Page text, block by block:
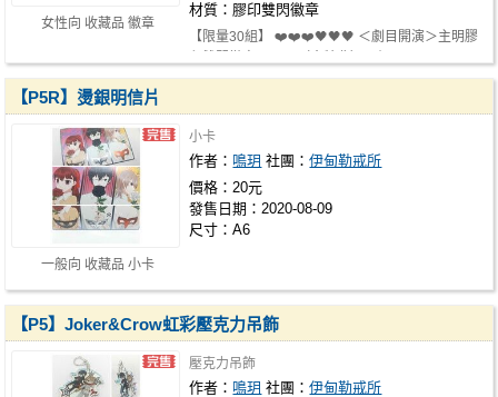
女性向 收藏品 徽章
材質：膠印雙閃徽章
【限量30組】 ❤️❤️❤️🖤🖤🖤 ＜劇目開演＞主明膠
一般向 收藏品 小卡
【P5R】燙銀明信片
小卡
作者： 鳴玥 社團：伊甸勒戒所
價格：20元
發售日期：2020-08-09
尺寸：A6
【P5】Joker&Crow虹彩壓克力吊飾
壓克力吊飾
作者： 鳴玥 社團：伊甸勒戒所